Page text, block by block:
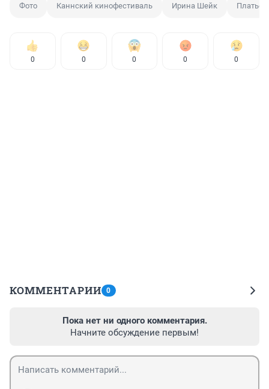
Фото Каннский кинофестиваль Ирина Шейк Платье
0 0 0 0 0
КОММЕНТАРИИ 0
Пока нет ни одного комментария.
Начните обсуждение первым!